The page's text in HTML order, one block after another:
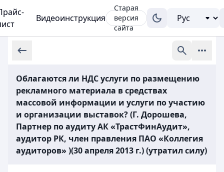
Видеоинструкция
Старая
версия
сайта
Облагаются ли НДС услуги по размещению
рекламного материала в средствах
массовой информации и услуги по участию
и организации выставок? (Г. Дорошева,
Партнер по аудиту АК «ТрастФинАудит»,
аудитор РК, член правления ПАО «Коллегия
аудиторов» )(30 апреля 2013 г.) (утратил силу)